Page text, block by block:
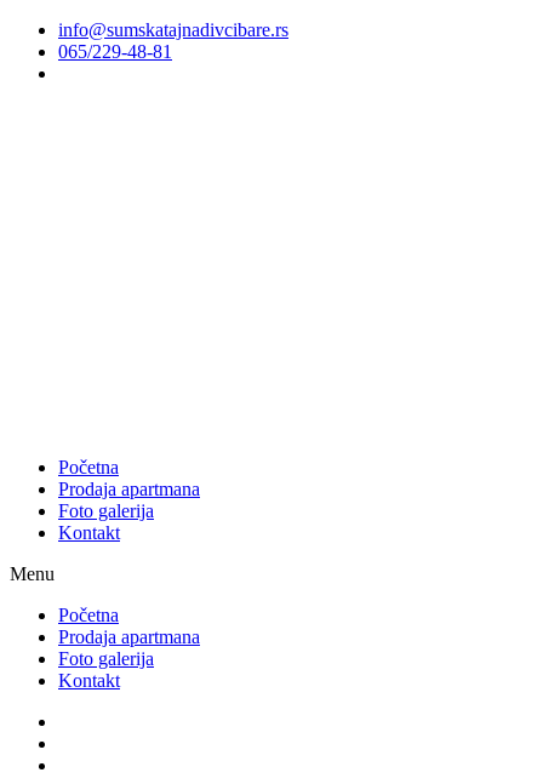
info@sumskatajnadivcibare.rs
065/229-48-81
Početna
Prodaja apartmana
Foto galerija
Kontakt
Menu
Početna
Prodaja apartmana
Foto galerija
Kontakt